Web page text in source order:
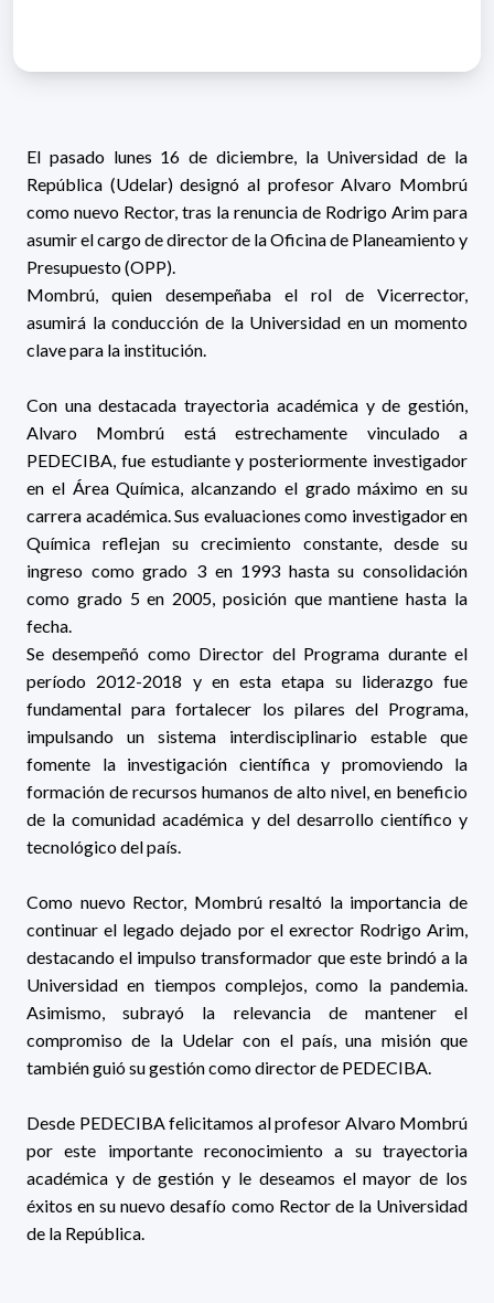
El pasado lunes 16 de diciembre, la Universidad de la
República (Udelar) designó al profesor Alvaro Mombrú
como nuevo Rector, tras la renuncia de Rodrigo Arim para
asumir el cargo de director de la Oficina de Planeamiento y
Presupuesto (OPP).
Mombrú, quien desempeñaba el rol de Vicerrector,
asumirá la conducción de la Universidad en un momento
clave para la institución.
Con una destacada trayectoria académica y de gestión,
Alvaro Mombrú está estrechamente vinculado a
PEDECIBA, fue estudiante y posteriormente investigador
en el Área Química, alcanzando el grado máximo en su
carrera académica. Sus evaluaciones como investigador en
Química reflejan su crecimiento constante, desde su
ingreso como grado 3 en 1993 hasta su consolidación
como grado 5 en 2005, posición que mantiene hasta la
fecha.
Se desempeñó como Director del Programa durante el
período 2012-2018 y en esta etapa su liderazgo fue
fundamental para fortalecer los pilares del Programa,
impulsando un sistema interdisciplinario estable que
fomente la investigación científica y promoviendo la
formación de recursos humanos de alto nivel, en beneficio
de la comunidad académica y del desarrollo científico y
tecnológico del país.
Como nuevo Rector, Mombrú resaltó la importancia de
continuar el legado dejado por el exrector Rodrigo Arim,
destacando el impulso transformador que este brindó a la
Universidad en tiempos complejos, como la pandemia.
Asimismo, subrayó la relevancia de mantener el
compromiso de la Udelar con el país, una misión que
también guió su gestión como director de PEDECIBA.
Desde PEDECIBA felicitamos al profesor Alvaro Mombrú
por este importante reconocimiento a su trayectoria
académica y de gestión y le deseamos el mayor de los
éxitos en su nuevo desafío como Rector de la Universidad
de la República.